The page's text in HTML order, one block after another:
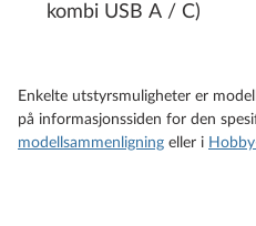
kombi USB A / C)
Enkelte utstyrsmuligheter er
på informasjonssiden for den
modellsammenligning eller i